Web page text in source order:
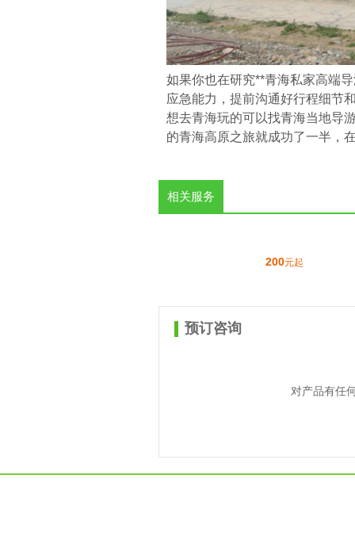
如果你也在研究**青海私家高端
应急能力，提前沟通好行程细节
想去青海玩的可以找青海当地导
的青海高原之旅就成功了一半，
相关服务
200元起
预订咨询
对产品有任